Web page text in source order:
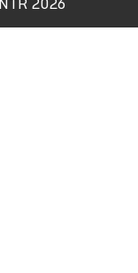
NTR 2026